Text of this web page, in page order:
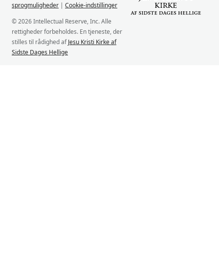
sprogmuligheder | Cookie-indstillinger
© 2026 Intellectual Reserve, Inc. Alle
rettigheder forbeholdes. En tjeneste, der
stilles til rådighed afJesu Kristi Kirke af
Sidste Dages Hellige